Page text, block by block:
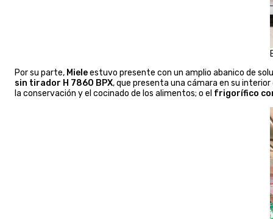
Por su parte, Mieleestuvo presente con un amplio abanico de
sin tirador H 7860 BPX, que presenta una cámara en su
la conservación y el cocinado de los alimentos; o el frigorífico